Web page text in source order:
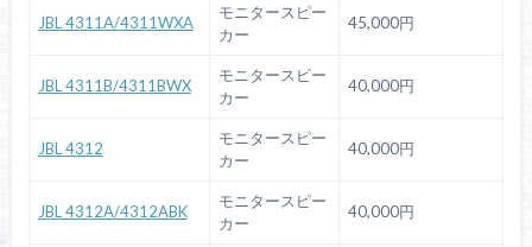
JBL 4311A/4311WXA
モニタースピー
カー
45,000円
JBL 4311B/4311BWX
モニタースピー
カー
40,000円
JBL 4312
モニタースピー
カー
40,000円
JBL 4312A/4312ABK
モニタースピー
カー
40,000円